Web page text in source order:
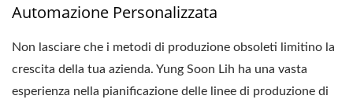
Automazione Personalizzata
Non lasciare che i metodi di produzione obsoleti limitino la
crescita della tua azienda. Yung Soon Lih ha una vasta
esperienza nella pianificazione delle linee di produzione di